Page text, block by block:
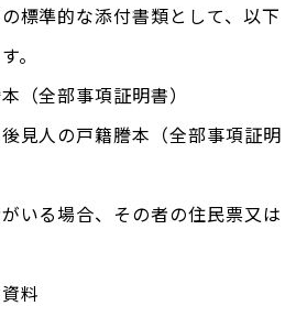
標準的な添付書類として、以下
。
（全部事項証明書）
見人の戸籍謄本（全部事項証明
いる場合、その者の住民票又は
料